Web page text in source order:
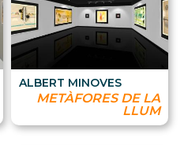
ALBERT MINOVES
METÀFORES DE LA
LLUM